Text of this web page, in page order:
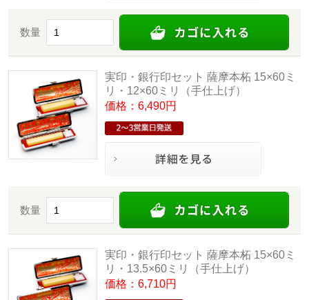
数量
実印・銀行印セット 薩摩本柘 15×60ミ
リ・12×60ミリ（手仕上げ）
価格：6,490円
数量
実印・銀行印セット 薩摩本柘 15×60ミ
リ・13.5×60ミリ（手仕上げ）
価格：6,710円